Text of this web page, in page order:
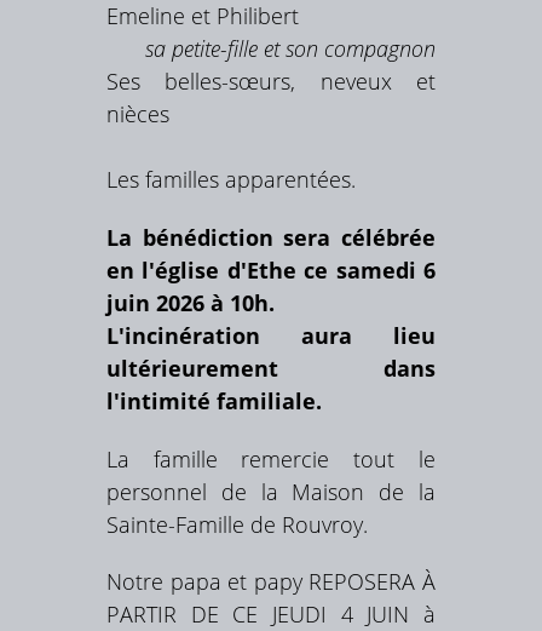
Emeline et Philibert
sa petite-fille et son compagnon
Ses belles-sœurs, neveux et
nièces
Les familles apparentées.
La bénédiction sera célébrée
en l'église d'Ethe ce samedi 6
juin 2026 à 10h.
L'incinération aura lieu
ultérieurement dans
l'intimité familiale.
La famille remercie tout le
personnel de la Maison de la
Sainte-Famille de Rouvroy.
Notre papa et papy REPOSERA À
PARTIR DE CE JEUDI 4 JUIN à